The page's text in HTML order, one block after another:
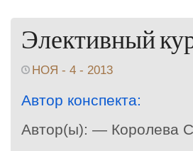
Элективный
НОЯ - 4 - 2013
Автор конспекта:
Автор(ы): — Королева